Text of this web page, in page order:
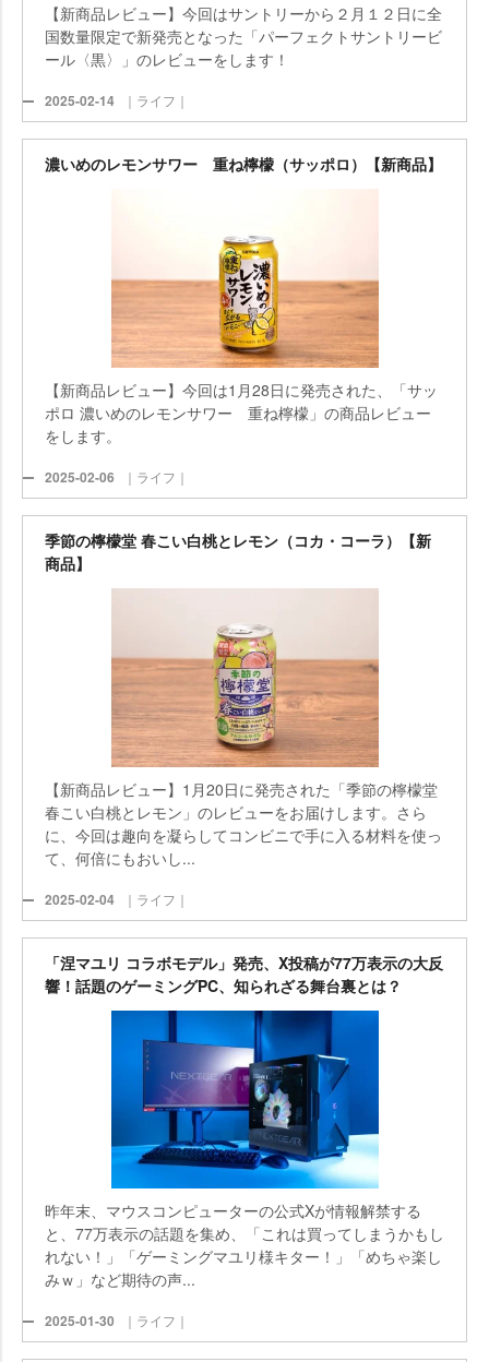
【新商品レビュー】今回はサントリーから２月１２日に全
国数量限定で新発売となった「パーフェクトサントリービ
ール〈黒〉」のレビューをします！
2025-02-14 ｜ライフ｜
濃いめのレモンサワー 重ね檸檬（サッポロ）【新商品】
【新商品レビュー】今回は1月28日に発売された、「サッ
ポロ 濃いめのレモンサワー 重ね檸檬」の商品レビュー
をします。
2025-02-06 ｜ライフ｜
季節の檸檬堂 春こい白桃とレモン（コカ・コーラ）【新
商品】
【新商品レビュー】1月20日に発売された「季節の檸檬堂
春こい白桃とレモン」のレビューをお届けします。さら
に、今回は趣向を凝らしてコンビニで手に入る材料を使っ
て、何倍にもおいし...
2025-02-04 ｜ライフ｜
「涅マユリ コラボモデル」発売、X投稿が77万表示の大反
響！話題のゲーミングPC、知られざる舞台裏とは？
昨年末、マウスコンピューターの公式Xが情報解禁する
と、77万表示の話題を集め、「これは買ってしまうかもし
れない！」「ゲーミングマユリ様キター！」「めちゃ楽し
みｗ」など期待の声...
2025-01-30 ｜ライフ｜